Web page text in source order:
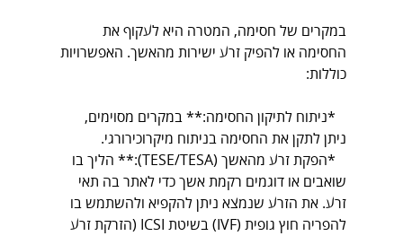
במקרים של חסימה, המטרה היא לעקוף את
החסימה או להפיק זרע ישירות מהאשך. האפשרויות
כוללות:
*ניתוח לתיקון החסימה:** במקרים מסוימים,
ניתן לתקן את החסימה בניתוח מיקרוכירורגי.
*הפקת זרע מהאשך (TESE/TESA):** הליך בו
שואבים או דוגמים רקמת אשך כדי לאתר בה תאי
זרע. את הזרע שנמצא ניתן להקפיא ולהשתמש בו
להפריה חוץ גופית (IVF) בשיטת ICSI (הזרקת זרע